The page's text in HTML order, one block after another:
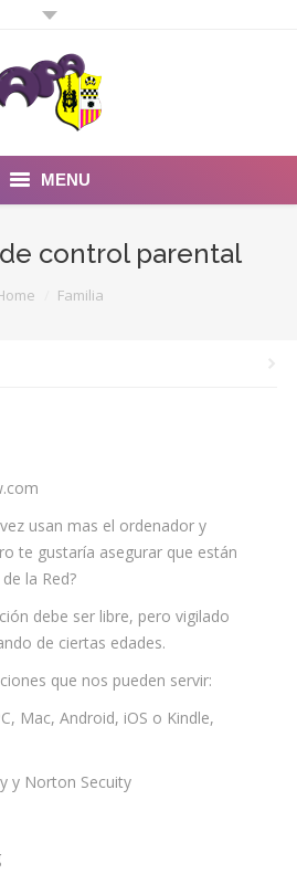
MENU
control parental
Familia
usan mas el ordenador y
te gustaría asegurar que están
la Red?
debe ser libre, pero vigilado
de ciertas edades.
que nos pueden servir:
Mac, Android, iOS o Kindle,
y Norton Secuity